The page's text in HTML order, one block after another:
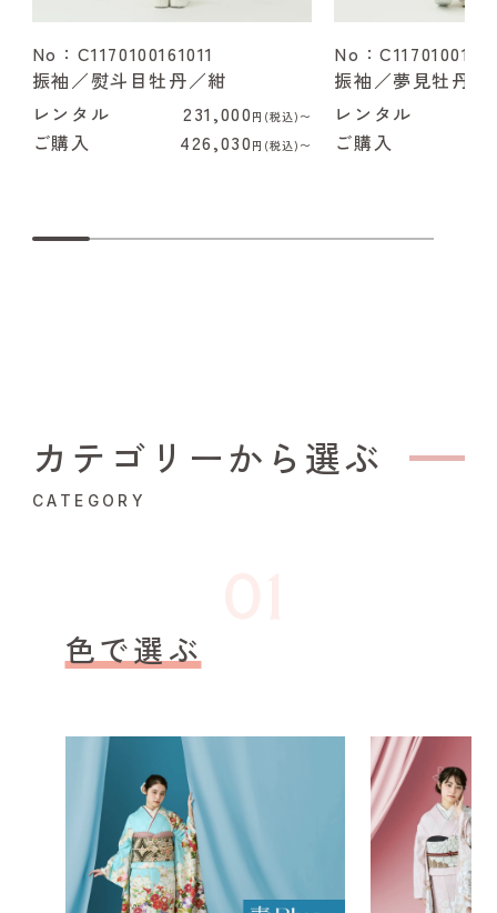
No：C1170100161011
振袖／熨斗目牡丹／紺
レンタル
231,000 円(税込)〜
ご購入 426,030 円(税込)〜
No：
振袖／夢見牡丹／
レンタル
ご購入
カテゴリーから選ぶ
CATEGORY
色で選ぶ